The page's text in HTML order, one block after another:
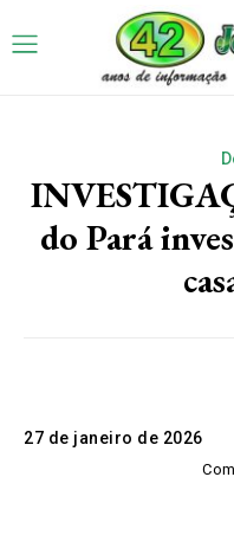
do Pará
27 de janeiro de 2026